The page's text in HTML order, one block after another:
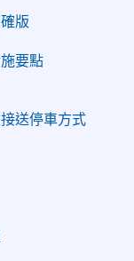
版
要點
送停車方式